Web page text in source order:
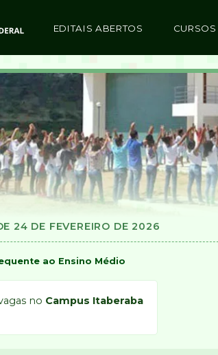
EDITAIS ABERTOS CURSOS
24 DE FEVEREIRO DE 2026
ao Ensino Médio
no Campus Itaberaba